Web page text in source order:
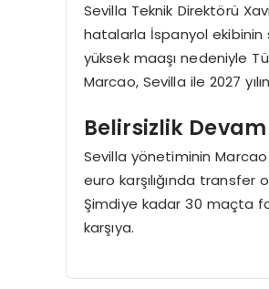
Sevilla Teknik Direktörü
hatalarla İspanyol ekibinin
yüksek maaşı nedeniyle
Marcao, Sevilla ile 2027
Belirsizlik
Sevilla yönetiminin
euro karşılığında
Şimdiye kadar 30 maçta
karşıya.